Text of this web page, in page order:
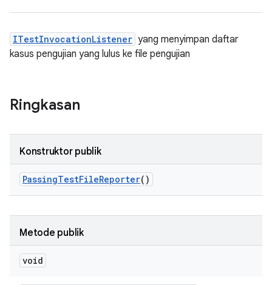
ITestInvocationListener yang menyimpan daftar
kasus pengujian yang lulus ke file pengujian
Ringkasan
Konstruktor publik
PassingTestFileReporter()
Metode publik
void